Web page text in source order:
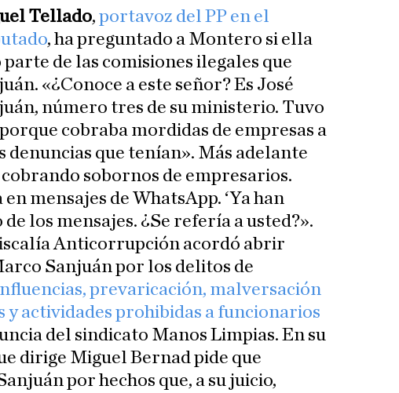
Tellado, portavoz del PP en el
, ha preguntado a Montero si ella
de las comisiones ilegales que
«¿Conoce a este señor? Es José
número tres de su ministerio. Tuvo
cobraba mordidas de empresas a
denuncias que tenían». Más adelante
sobornos de empresarios.
en mensajes de WhatsApp. ‘Ya han
los mensajes. ¿Se refería a usted?».
Anticorrupción acordó abrir
Sanjuán por los delitos de
prevaricación, malversación
y actividades prohibidas a funcionarios
del sindicato Manos Limpias. En su
dirige Miguel Bernad pide que
por hechos que, a su juicio,